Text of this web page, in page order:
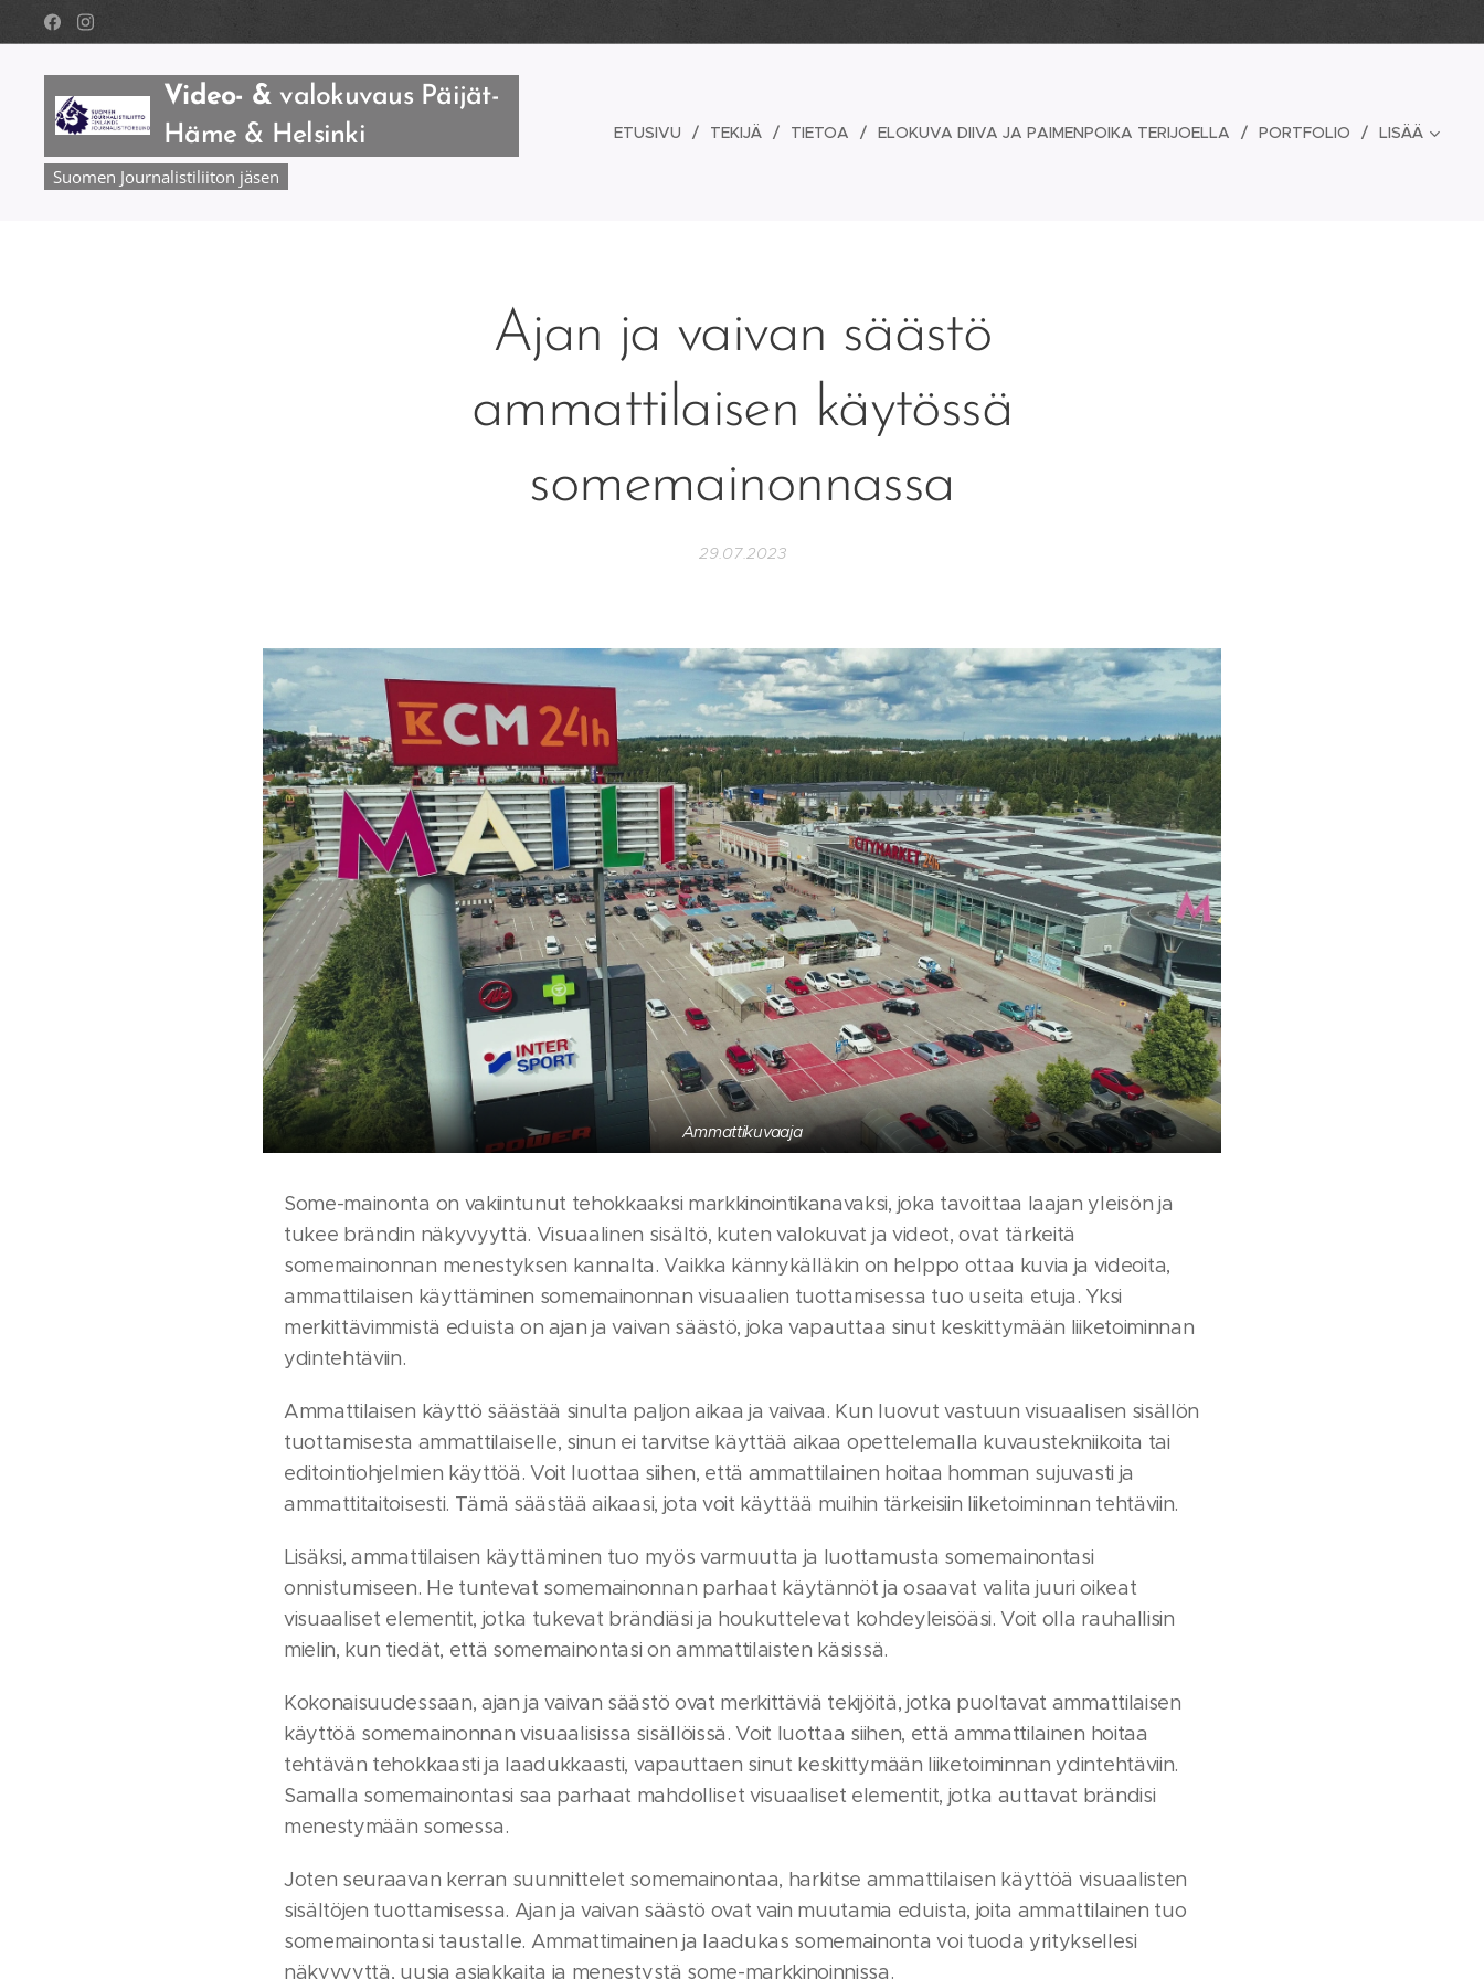
Video- & valokuvaus Päijät-
Häme & Helsinki
Suomen Journalistiliiton jäsen
ETUSIVU TEKIJÄ TIETOA ELOKUVA DIIVA JA PAIMENPOIKA TERIJOELLA PORTFOLIO LISÄÄ
Ajan ja vaivan säästö
ammattilaisen käytössä
somemainonnassa
29.07.2023
Ammattikuvaaja
Some-mainonta on vakiintunut tehokkaaksi markkinointikanavaksi, joka tavoittaa laajan yleisön ja
tukee brändin näkyvyyttä. Visuaalinen sisältö, kuten valokuvat ja videot, ovat tärkeitä
somemainonnan menestyksen kannalta. Vaikka kännykälläkin on helppo ottaa kuvia ja videoita,
ammattilaisen käyttäminen somemainonnan visuaalien tuottamisessa tuo useita etuja. Yksi
merkittävimmistä eduista on ajan ja vaivan säästö, joka vapauttaa sinut keskittymään liiketoiminnan
ydintehtäviin.
Ammattilaisen käyttö säästää sinulta paljon aikaa ja vaivaa. Kun luovut vastuun visuaalisen sisällön
tuottamisesta ammattilaiselle, sinun ei tarvitse käyttää aikaa opettelemalla kuvaustekniikoita tai
editointiohjelmien käyttöä. Voit luottaa siihen, että ammattilainen hoitaa homman sujuvasti ja
ammattitaitoisesti. Tämä säästää aikaasi, jota voit käyttää muihin tärkeisiin liiketoiminnan tehtäviin.
Lisäksi, ammattilaisen käyttäminen tuo myös varmuutta ja luottamusta somemainontasi
onnistumiseen. He tuntevat somemainonnan parhaat käytännöt ja osaavat valita juuri oikeat
visuaaliset elementit, jotka tukevat brändiäsi ja houkuttelevat kohdeyleisöäsi. Voit olla rauhallisin
mielin, kun tiedät, että somemainontasi on ammattilaisten käsissä.
Kokonaisuudessaan, ajan ja vaivan säästö ovat merkittäviä tekijöitä, jotka puoltavat ammattilaisen
käyttöä somemainonnan visuaalisissa sisällöissä. Voit luottaa siihen, että ammattilainen hoitaa
tehtävän tehokkaasti ja laadukkaasti, vapauttaen sinut keskittymään liiketoiminnan ydintehtäviin.
Samalla somemainontasi saa parhaat mahdolliset visuaaliset elementit, jotka auttavat brändisi
menestymään somessa.
Joten seuraavan kerran suunnittelet somemainontaa, harkitse ammattilaisen käyttöä visuaalisten
sisältöjen tuottamisessa. Ajan ja vaivan säästö ovat vain muutamia eduista, joita ammattilainen tuo
somemainontasi taustalle. Ammattimainen ja laadukas somemainonta voi tuoda yrityksellesi
näkyvyyttä, uusia asiakkaita ja menestystä some-markkinoinnissa.